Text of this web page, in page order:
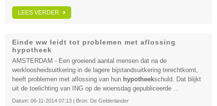
LEES VERDER
Einde ww leidt tot problemen met aflossing
hypotheek
AMSTERDAM - Een groeiend aantal mensen dat na de
werkloosheidsuitkering in de lagere bijstandsuitkering terechtkomt,
heeft problemen met aflossing van hun hypotheekschuld. Dat blijkt
uit de toelichting van ING op de woensdag gepubliceerde ...
Datum: 06-11-2014 07:13 | Bron: De Gelderlander